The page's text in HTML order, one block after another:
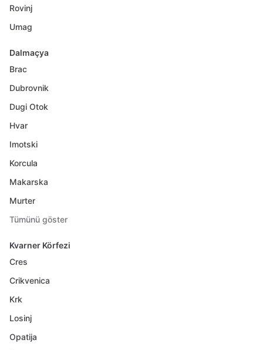
Rovinj
Umag
Dalmaçya
Brac
Dubrovnik
Dugi Otok
Hvar
Imotski
Korcula
Makarska
Murter
Tümünü göster
Kvarner Körfezi
Cres
Crikvenica
Krk
Losinj
Opatija